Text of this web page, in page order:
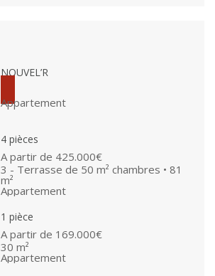
NOUVEL’R
Appartement
4 pièces
A partir de 425.000€
3 - Terrasse de 50 m² chambres • 81
m²
Appartement
1 pièce
A partir de 169.000€
30 m²
Appartement